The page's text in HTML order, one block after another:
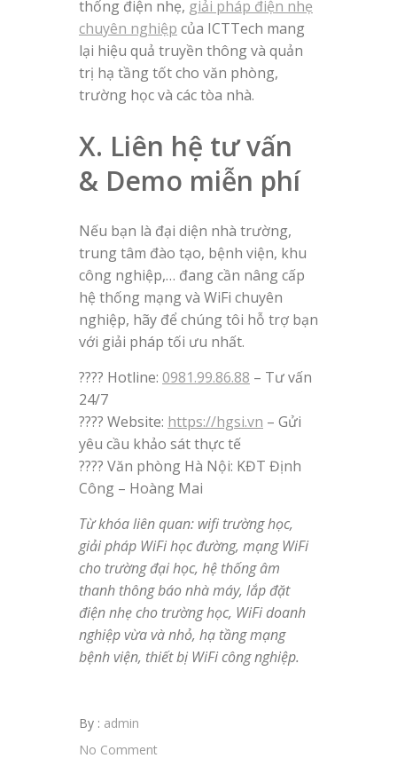
thống điện nhẹ, giải pháp điện nhẹ
chuyên nghiệp của ICTTech mang
lại hiệu quả truyền thông và quản
trị hạ tầng tốt cho văn phòng,
trường học và các tòa nhà.
X. Liên hệ tư vấn
& Demo miễn phí
Nếu bạn là đại diện nhà trường,
trung tâm đào tạo, bệnh viện, khu
công nghiệp,… đang cần nâng cấp
hệ thống mạng và WiFi chuyên
nghiệp, hãy để chúng tôi hỗ trợ bạn
với giải pháp tối ưu nhất.
???? Hotline: 0981.99.86.88 – Tư vấn
24/7
???? Website: https://hgsi.vn – Gửi
yêu cầu khảo sát thực tế
???? Văn phòng Hà Nội: KĐT Định
Công – Hoàng Mai
Từ khóa liên quan: wifi trường học,
giải pháp WiFi học đường, mạng WiFi
cho trường đại học, hệ thống âm
thanh thông báo nhà máy, lắp đặt
điện nhẹ cho trường học, WiFi doanh
nghiệp vừa và nhỏ, hạ tầng mạng
bệnh viện, thiết bị WiFi công nghiệp.
By : admin
No Comment